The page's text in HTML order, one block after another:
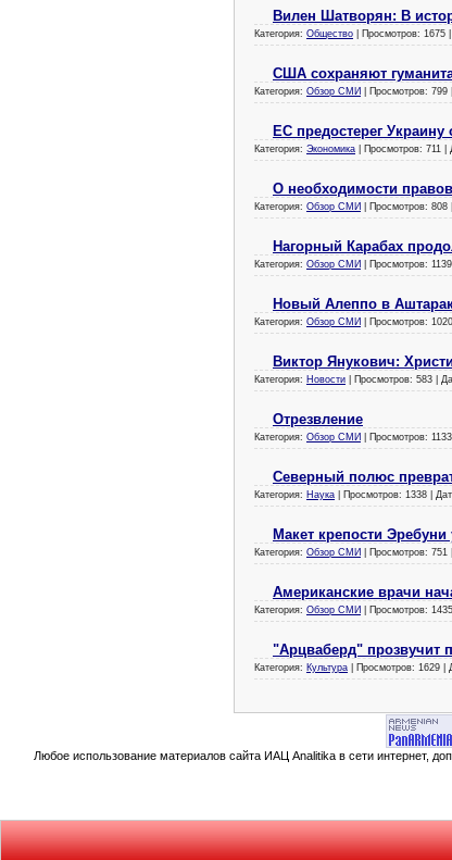
Вилен Шатворян: В
Категория: Общество | Просмотров: 1675
США сохраняют
Категория: Обзор СМИ | Просмотров: 799
ЕС предостерег
Категория: Экономика | Просмотров: 711 |
О необходимости
Категория: Обзор СМИ | Просмотров: 808
Нагорный Карабах
Категория: Обзор СМИ | Просмотров:
Новый Алеппо в
Категория: Обзор СМИ | Просмотров:
Виктор Янукович:
Категория: Новости | Просмотров: 583 |
Отрезвление
Категория: Обзор СМИ | Просмотров:
Северный полюс
Категория: Наука | Просмотров: 1338 |
Макет крепости Эребуни
Категория: Обзор СМИ | Просмотров: 751
Американские врачи
Категория: Обзор СМИ | Просмотров:
"Арцваберд" прозвучит
Категория: Культура | Просмотров: 1629 |
Любое использование материалов сайта ИАЦ Analitika в сети интернет,